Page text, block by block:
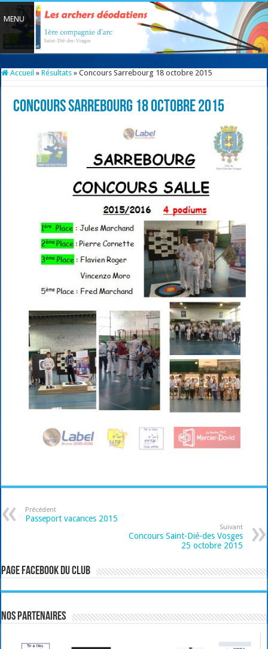
Accueil » Résultats » Concours Sarrebourg 18 octobre 2015
Concours Sarrebourg 18 octobre 2015
Précédent
Passeport vacances 2015
Suivant
Concours Saint-Dié-des Vosges
25 octobre 2015
Page Facebook du club
Nos partenaires